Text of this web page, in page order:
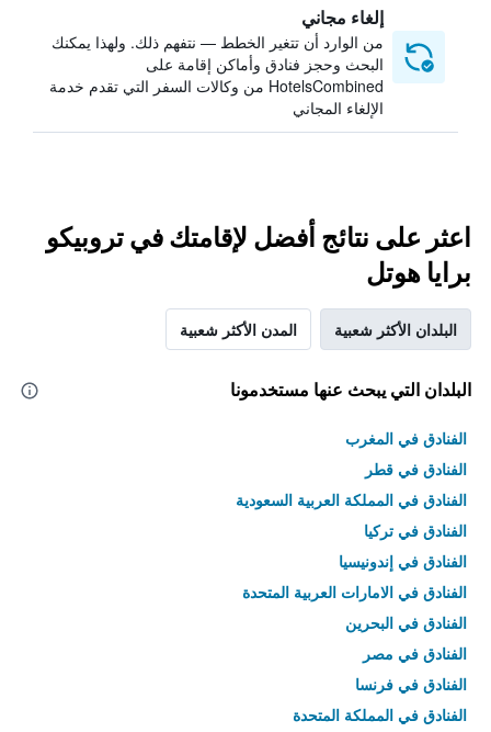
إلغاء مجاني
من الوارد أن تتغير الخطط — نتفهم ذلك. ولهذا يمكنك
البحث وحجز فنادق وأماكن إقامة على
HotelsCombined من وكالات السفر التي تقدم خدمة
الإلغاء المجاني
اعثر على نتائج أفضل لإقامتك في تروبيكو
برايا هوتل
البلدان الأكثر شعبية المدن الأكثر شعبية
البلدان التي يبحث عنها مستخدمونا
الفنادق في المغرب
الفنادق في قطر
الفنادق في المملكة العربية السعودية
الفنادق في تركيا
الفنادق في إندونيسيا
الفنادق في الامارات العربية المتحدة
الفنادق في البحرين
الفنادق في مصر
الفنادق في فرنسا
الفنادق في المملكة المتحدة